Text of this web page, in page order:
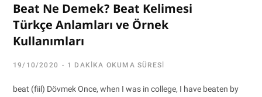
Beat Ne Demek? Beat Kelimesi
Türkçe Anlamları ve Örnek
Kullanımları
19/10/2020 1 DAKIKA OKUMA SÜRESI
beat (fiil) Dövmek Once, when I was in college, I have beaten by